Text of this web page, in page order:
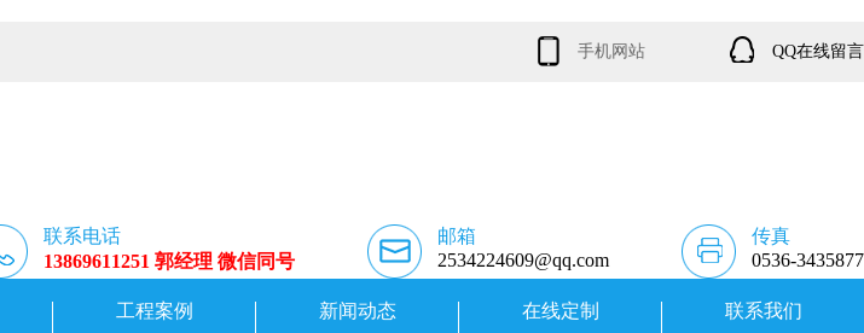
手机网站 QQ在线留言
联系电话
13869611251 郭经理 微信同号
邮箱
2534224609@qq.com
传真
0536-3435877
工程案例 新闻动态 在线定制 联系我们